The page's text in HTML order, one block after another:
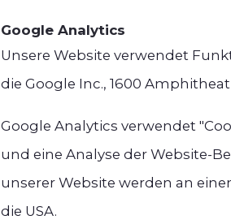
Google Analytics
Unsere Website verwendet
die Google Inc., 1600
Google Analytics verwendet
und eine Analyse der Website-
unserer Website werden an
die USA.